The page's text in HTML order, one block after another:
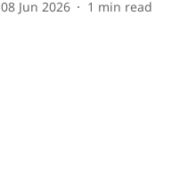
08 Jun 2026 1 min read